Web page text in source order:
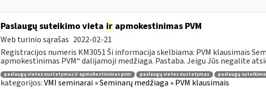
Paslaugų suteikimo vieta irapmokestinimas PVM
Web turinio sąrašas 2022-02-21
Registracijos numeris KM3051 Ši informacija skelbiama: PVM klausimais
apmokestinimas PVM“ dalijamoji medžiaga. Pastaba. Jeigu Jūs negalite
paslaugų vietos nustatymas ir apmokestinimas pvm paslaugų vietos nustatymas paslaugų
kategorijos:VMI seminarai » Seminarų medžiaga » PVM klausimais